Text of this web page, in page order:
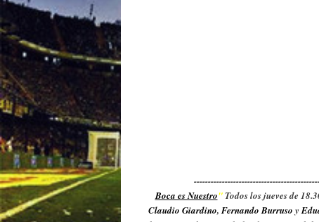
Boca es Nuestro"Todos los jueves de
Claudio Giardino, Fernando Burruso y